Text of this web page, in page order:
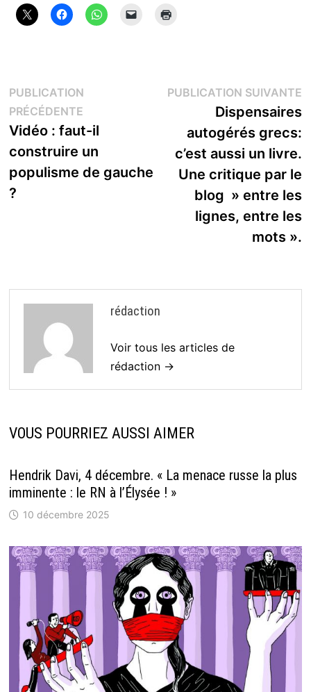
Navigation
de
l’article
PUBLICATION
PRÉCÉDENTEPublication
précédente :
Vidéo : faut-il
construire un
populisme de gauche
?
PUBLICATION SUIVANTE
Dispensaires
autogérés grecs:
c’est aussi un livre.
Une critique par le
blog » entre les
lignes, entre les
mots ».
rédaction
Voir tous les articles de
rédaction →
VOUS POURRIEZ AUSSI AIMER
Hendrik Davi, 4 décembre. « La menace russe la plus
imminente : le RN à l’Élysée ! »
10 décembre 2025